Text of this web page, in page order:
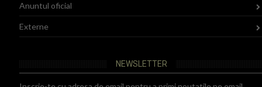
Anuntul oficial
Externe
NEWSLETTER